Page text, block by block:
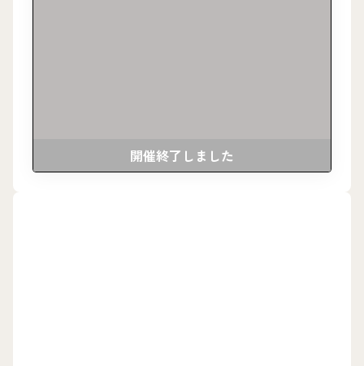
開催終了しました